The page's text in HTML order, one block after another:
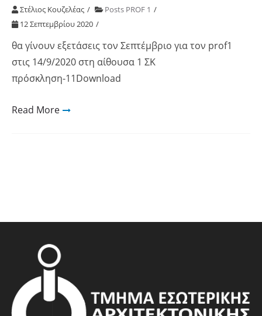
Στέλιος Κουζελέας
Posts PROF 1
12 Σεπτεμβρίου 2020
θα γίνουν εξετάσεις τον Σεπτέμβριο για τον prof1
στις 14/9/2020 στη αίθουσα 1 ΣΚ
πρόσκληση-11Download
Read More